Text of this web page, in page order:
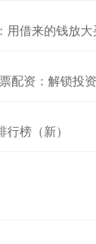
借来的钱放大
配资：解锁投
榜（新）